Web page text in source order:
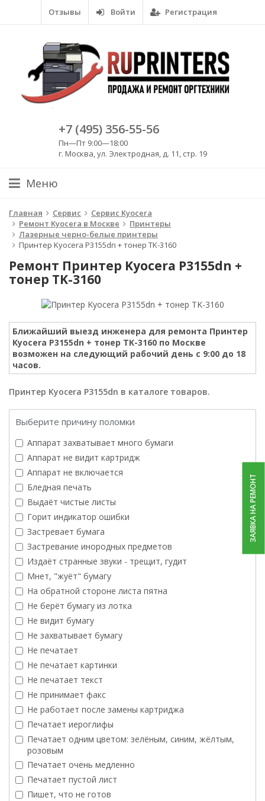
Отзывы Войти Регистрация
+7 (495) 356-55-56
Пн—Пт 9:00—18:00
г. Москва, ул. Электродная, д. 11, стр. 19
Меню
Главная Сервис
Сервис Kyocera
Ремонт Kyocera в Москве
Принтеры
Лазерные черно-белые принтеры
Принтер Kyocera P3155dn + тонер TK-3160
Ремонт Принтер Kyocera P3155dn +
тонер TK-3160
Ближайший выезд инженера для ремонта Принтер
Kyocera P3155dn + тонер TK-3160 по Москве
возможен на следующий рабочий день с 9:00 до 18
часов.
Принтер Kyocera P3155dn в каталоге товаров.
Выберите причину поломки
Аппарат захватывает много бумаги
Аппарат не видит картридж
Аппарат не включается
Бледная печать
Выдаёт чистые листы
Горит индикатор ошибки
Застревает бумага
Застревание инородных предметов
Издаёт странные звуки - трещит, гудит
Мнет, "жуёт" бумагу
На обратной стороне листа пятна
Не берёт бумагу из лотка
Не видит бумагу
Не захватывает бумагу
Не печатает
Не печатает картинки
Не печатает текст
Не принимает факс
Не работает после замены картриджа
Печатает иероглифы
Печатает одним цветом: зелёным, синим, жёлтым,
розовым
Печатает очень медленно
Печатает пустой лист
Пишет, что не готов
ЗАЯВКА НА РЕМОНТ